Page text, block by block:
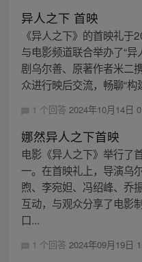
异人之下 首映
《异人之下》的首映礼
与电影频道联合举办了“
剧乌尔善、原著作者米二
众进行映后交流，畅聊“构
1 个回答 2024年10月14日
娜然异人之下首映
电影《异人之下》举行了
一。在首映礼上，导演乌
煦、李宛妲、冯绍峰、乔
互动，与观众分享了电影
口...
1 个回答 2024年09月19日